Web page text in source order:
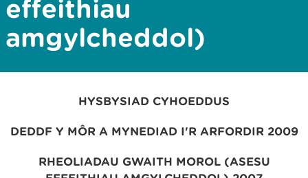
effeithiau
amgylcheddol)
HYSBYSIAD CYHOEDDUS
DEDDF Y MÔR A MYNEDIAD I'R ARFORDIR 2009
RHEOLIADAU GWAITH MOROL (ASESU